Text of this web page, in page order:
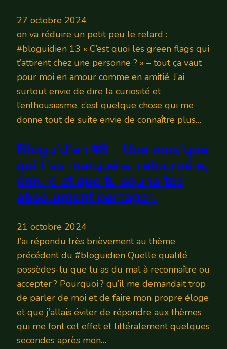
27 octobre 2024
on va réduire un petit peu le retard :
#bloguidien 13 « C’est quoi les green flags qui
t’attirent chez une personne ? » – tout ça vaut
pour moi en amour comme en amitié. J’ai
surtout envie de dire la curiosité et
l’enthousiasme, c’est quelque chose qui me
donne tout de suite envie de connaître plus…
Bloguidien #8 – Une musique
qui t’as marqué·e, retourné·e,
ému·e et que tu souhaites
absolument partager.
21 octobre 2024
J’ai répondu très brièvement au thème
précédent du #bloguidien Quelle qualité
possèdes-tu que tu as du mal à reconnaître ou
accepter ? Pourquoi ? qu’il me demandait trop
de parler de moi et de faire mon propre éloge
et que j’allais éviter de répondre aux thèmes
qui me font cet effet et littéralement quelques
secondes après mon…